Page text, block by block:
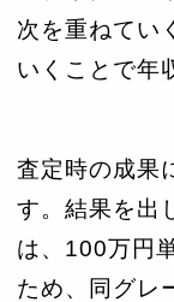
次を重ねてい
いくことで年
査定時の成果
す。結果を出
は、100万円
ため、同グレ